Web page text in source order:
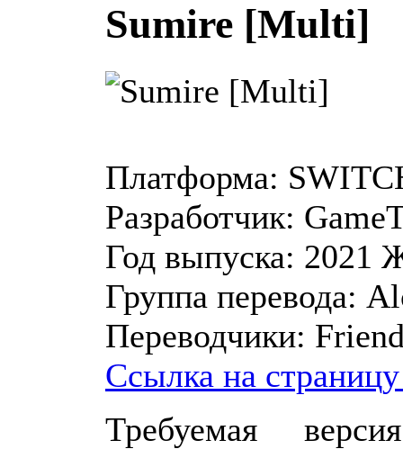
Sumire [Multi]
Платформа:
Разработчик:
Год выпуска: 2021
Группа перевода:
Переводчики:
Ссылка на
Требуемая